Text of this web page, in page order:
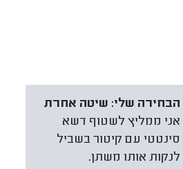
הבחירה שלי: שיטה אחרת
אני ממליץ לשטוף דשא
סינטטי עם קיטור בשביל
לנקות אותו משתן.